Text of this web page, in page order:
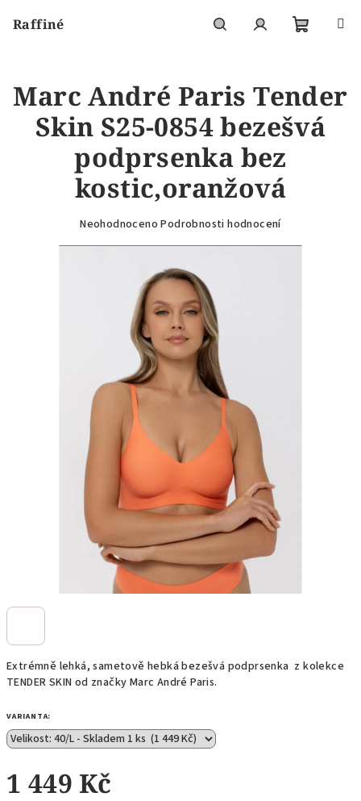
Raffiné
košík
Extrémně lehká, sametově hebká bezešvá podprsenka z kolekce
TENDER SKIN od značky Marc André Paris.
VARIANTA:
1 449 Kč
Marc André Paris Tender
Skin S25-0854 bezešvá
podprsenka bez
kostic,oranžová
Průměrné
hvězdiček.
Neohodnoceno Podrobnosti hodnocení